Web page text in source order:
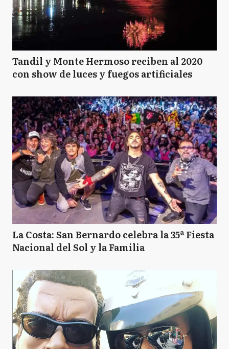
Tandil y Monte Hermoso reciben al 2020
con show de luces y fuegos artificiales
La Costa: San Bernardo celebra la 35ª Fiesta
Nacional del Sol y la Familia